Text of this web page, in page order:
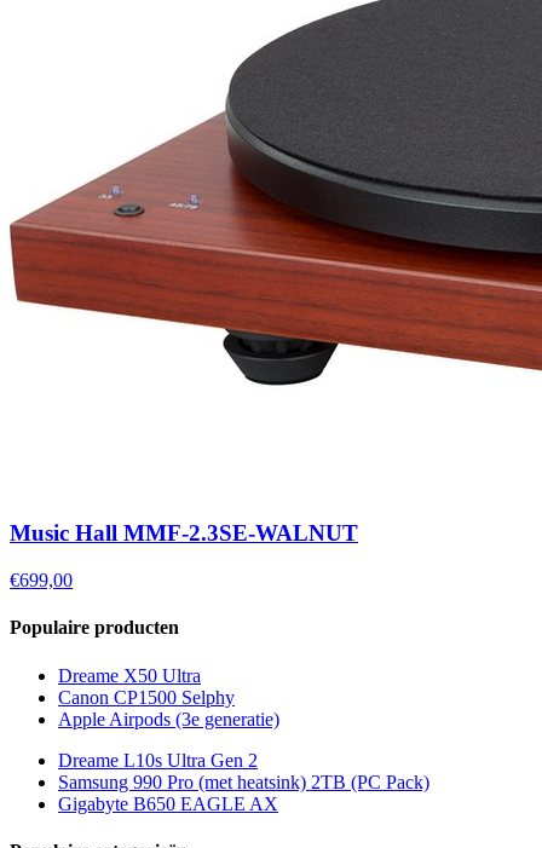
Music Hall MMF-2.3SE-WALNUT
€699,00
Populaire producten
Dreame X50 Ultra
Canon CP1500 Selphy
Apple Airpods (3e generatie)
Dreame L10s Ultra Gen 2
Samsung 990 Pro (met heatsink) 2TB (PC Pack)
Gigabyte B650 EAGLE AX